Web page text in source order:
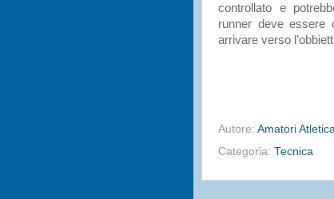
controllato e
runner deve essere
arrivare verso
Autore: Amatori
Categoria: Tecnica